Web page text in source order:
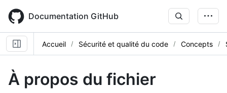
main
content
Documentation GitHub
Accueil Sécurité et qualité du code Concepts
À propos du fichier